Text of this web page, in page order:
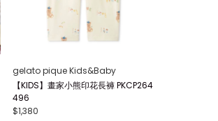
gelato pique Kids&Baby
【KIDS】畫家小熊印花長褲 PKCP264
496
$1,380